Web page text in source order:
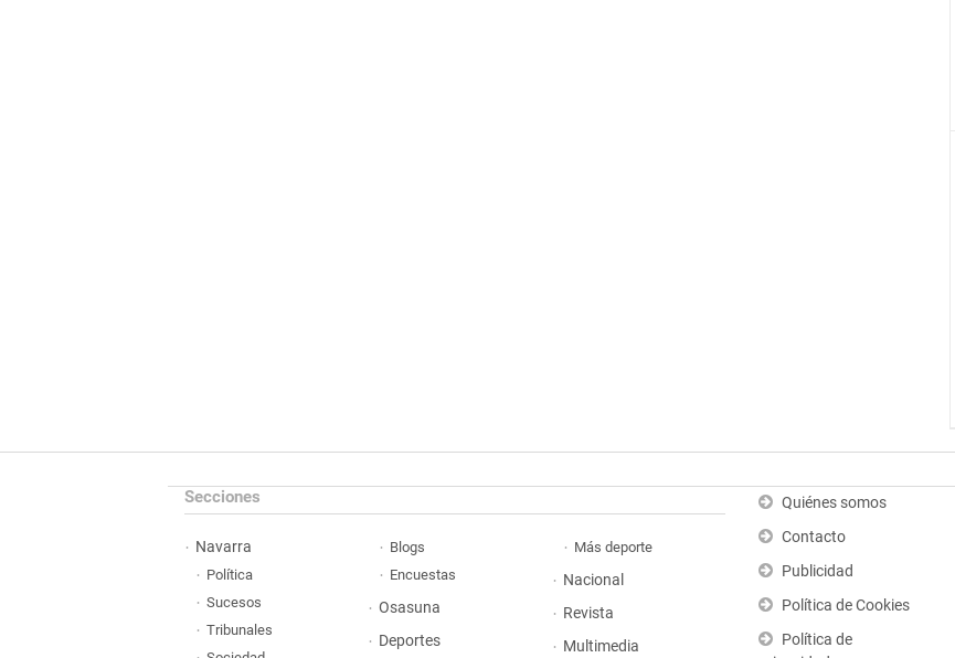
Secciones
Navarra
Política
Sucesos
Tribunales
Blogs
Encuestas
Osasuna
Deportes
Más deporte
Nacional
Revista
Multimedia
Quiénes somos
Contacto
Publicidad
Política de Cookies
Política de